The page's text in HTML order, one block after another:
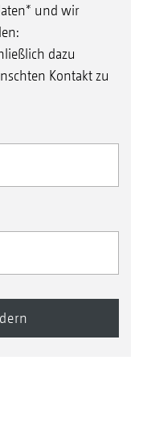
und wir
dazu
Kontakt zu